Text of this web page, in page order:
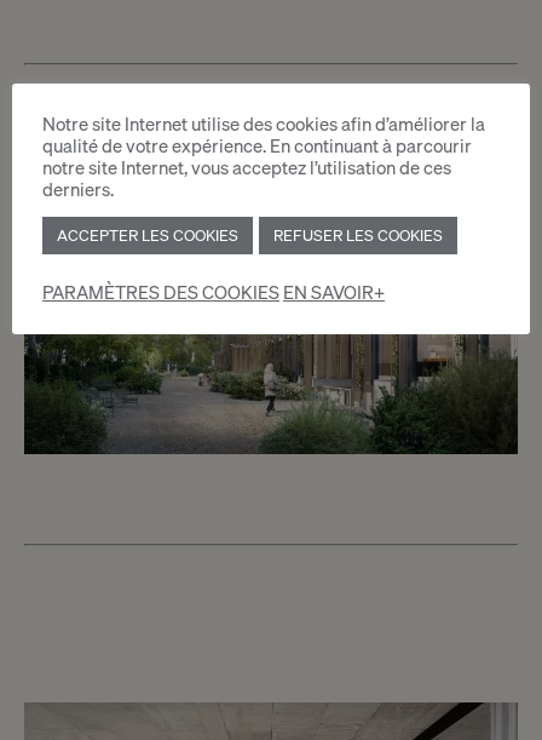
Notre site Internet utilise des cookies afin d’améliorer la
qualité de votre expérience. En continuant à parcourir
notre site Internet, vous acceptez l’utilisation de ces
derniers.
ACCEPTER LES COOKIES REFUSER LES COOKIES
PARAMÈTRES DES COOKIESEN SAVOIR+